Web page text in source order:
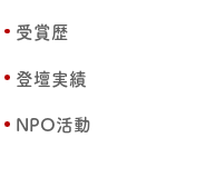
受賞歴
登壇実績
NPO活動